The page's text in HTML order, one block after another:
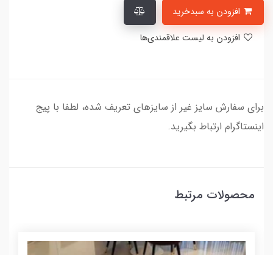
برای سفارش سایز غیر از سایزهای تعریف شده، لطفا با پیج
اینستاگرام ارتباط بگیرید.
محصولات مرتبط